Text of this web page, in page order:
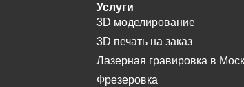
Услуги
3D моделирование
3D печать на заказ
Лазерная гравировка в
Фрезеровка